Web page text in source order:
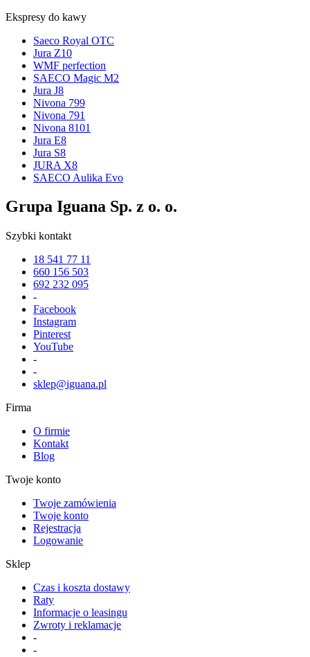
Ekspresy do kawy
Saeco Royal OTC
Jura Z10
WMF perfection
SAECO Magic M2
Jura J8
Nivona 799
Nivona 791
Nivona 8101
Jura E8
Jura S8
JURA X8
SAECO Aulika Evo
Grupa Iguana Sp. z o. o.
Szybki kontakt
18 541 77 11
660 156 503
692 232 095
-
Facebook
Instagram
Pinterest
YouTube
-
-
sklep@iguana.pl
Firma
O firmie
Kontakt
Blog
Twoje konto
Twoje zamówienia
Twoje konto
Rejestracja
Logowanie
Sklep
Czas i koszta dostawy
Raty
Informacje o leasingu
Zwroty i reklamacje
-
-